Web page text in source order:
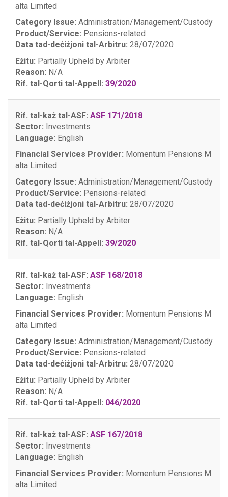
alta Limited
Category Issue: Administration/Management/Custody
Product/Service: Pensions-related
Data tad-deċiżjoni tal-Arbitru: 28/07/2020
Eżitu: Partially Upheld by Arbiter
Reason: N/A
Rif. tal-Qorti tal-Appell: 39/2020
Rif. tal-każ tal-ASF: ASF 171/2018
Sector: Investments
Language: English
Financial Services Provider: Momentum Pensions M
alta Limited
Category Issue: Administration/Management/Custody
Product/Service: Pensions-related
Data tad-deċiżjoni tal-Arbitru: 28/07/2020
Eżitu: Partially Upheld by Arbiter
Reason: N/A
Rif. tal-Qorti tal-Appell: 39/2020
Rif. tal-każ tal-ASF: ASF 168/2018
Sector: Investments
Language: English
Financial Services Provider: Momentum Pensions M
alta Limited
Category Issue: Administration/Management/Custody
Product/Service: Pensions-related
Data tad-deċiżjoni tal-Arbitru: 28/07/2020
Eżitu: Partially Upheld by Arbiter
Reason: N/A
Rif. tal-Qorti tal-Appell: 046/2020
Rif. tal-każ tal-ASF: ASF 167/2018
Sector: Investments
Language: English
Financial Services Provider: Momentum Pensions M
alta Limited